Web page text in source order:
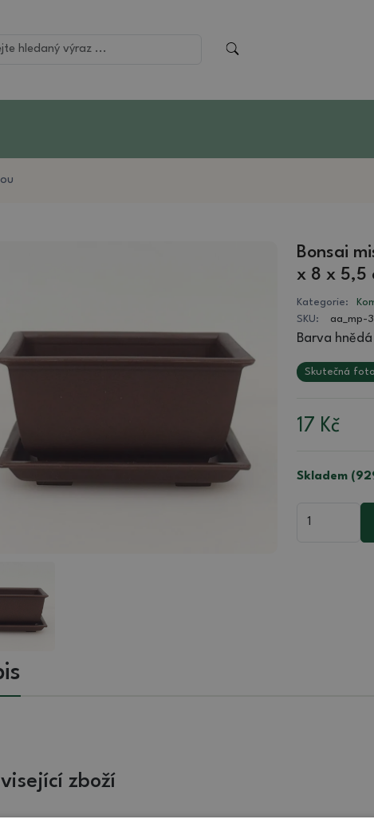
Bonsai
x 8 x 5,5
Kategorie:
SKU:
aa_mp-
Barva hnědá
Skutečná
17 Kč
Skladem
zboží